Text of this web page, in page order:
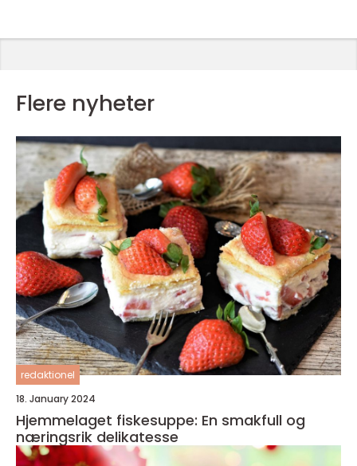
Flere nyheter
redaktionel
18. January 2024
Hjemmelaget fiskesuppe: En smakfull og
næringsrik delikatesse